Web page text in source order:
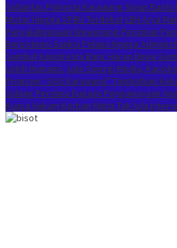
Satlantas Polresta Karawang Sigap
Motor Hingga SPBU Terdekat LBH Arya
Penyalahgunaan Wewenang Perizinan
Berpotensi Sanksi Pidana hingga
Sambut Kapolresta Baru: Harap Bawa
Lebih Humanis Jalin Sinergi Media,
Program “GAS Karawang” Tingkatkan
Sidang Perdana Dugaan Penganiayaan
Kuasa Hukum Korban Minta Tak Ada